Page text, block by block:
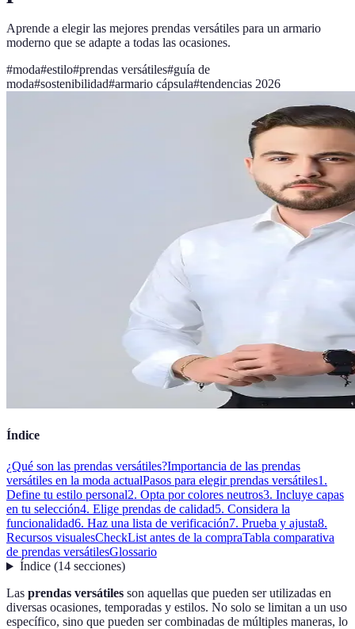
Aprende a elegir las mejores prendas versátiles para un armario
moderno que se adapte a todas las ocasiones.
#moda#estilo#prendas versátiles#guía de
moda#sostenibilidad#armario cápsula#tendencias 2026
Índice
¿Qué son las prendas versátiles?Importancia de las prendas
versátiles en la moda actualPasos para elegir prendas versátiles1.
Define tu estilo personal2. Opta por colores neutros3. Incluye capas
en tu selección4. Elige prendas de calidad5. Considera la
funcionalidad6. Haz una lista de verificación7. Prueba y ajusta8.
Recursos visualesCheckList antes de la compraTabla comparativa
de prendas versátilesGlossario
Índice(14 secciones)
Las prendas versátiles son aquellas que pueden ser utilizadas en
diversas ocasiones, temporadas y estilos. No solo se limitan a un uso
específico, sino que pueden ser combinadas de múltiples maneras, lo